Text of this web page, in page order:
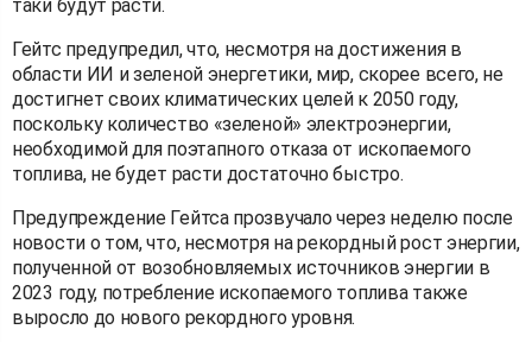
таки будут расти.
Гейтс предупредил, что, несмотря на достижения в
области ИИ и зеленой энергетики, мир, скорее всего, не
достигнет своих климатических целей к 2050 году,
поскольку количество «зеленой» электроэнергии,
необходимой для поэтапного отказа от ископаемого
топлива, не будет расти достаточно быстро.
Предупреждение Гейтса прозвучало через неделю после
новости о том, что, несмотря на рекордный рост энергии,
полученной от возобновляемых источников энергии в
2023 году, потребление ископаемого топлива также
выросло до нового рекордного уровня.